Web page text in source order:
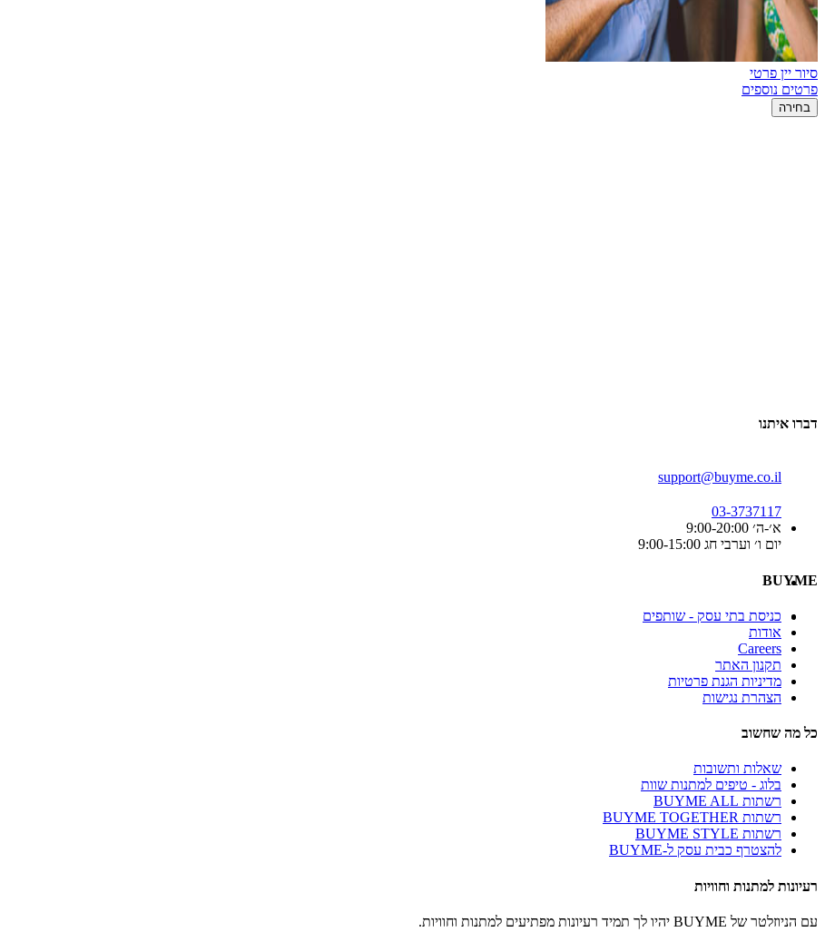
סיור יין פרטי
פרטים נוספים
בחירה
דברו איתנו
support@buyme.co.il
03-3737117
א׳-ה׳ 9:00-20:00
יום ו׳ וערבי חג 9:00-15:00
BUYME
כניסת בתי עסק - שותפים
אודות
Careers
תקנון האתר
מדיניות הגנת פרטיות
הצהרת נגישות
כל מה שחשוב
שאלות ותשובות
בלוג - טיפים למתנות שוות
רשתות BUYME ALL
רשתות BUYME TOGETHER
רשתות BUYME STYLE
להצטרף כבית עסק ל-BUYME
רעיונות למתנות וחוויות
עם הניוזלטר של BUYME יהיו לך תמיד רעיונות מפתיעים למתנות וחוויות.